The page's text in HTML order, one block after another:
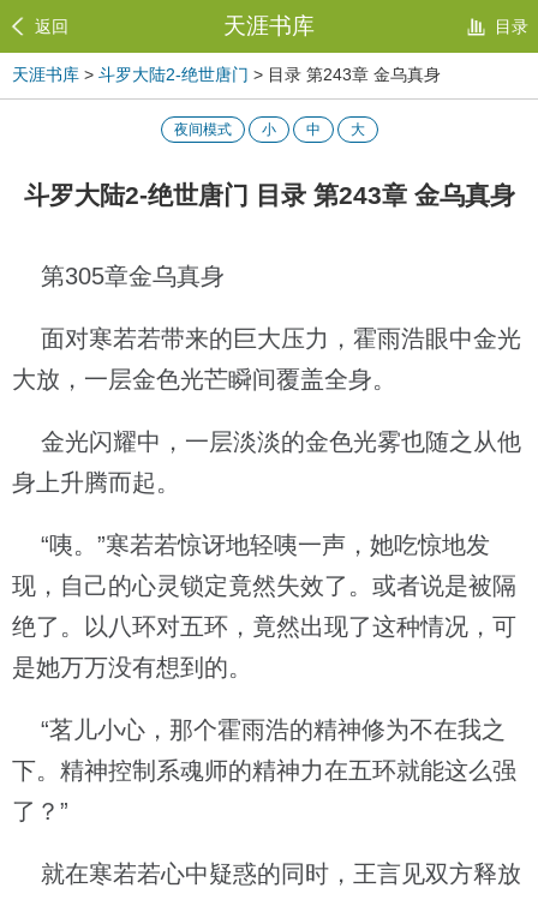
返回 天涯书库 目录
天涯书库 > 斗罗大陆2-绝世唐门 > 目录 第243章 金乌真身
夜间模式 小 中 大
斗罗大陆2-绝世唐门 目录 第243章 金乌真身
第305章金乌真身
面对寒若若带来的巨大压力，霍雨浩眼中金光
大放，一层金色光芒瞬间覆盖全身。
金光闪耀中，一层淡淡的金色光雾也随之从他
身上升腾而起。
“咦。”寒若若惊讶地轻咦一声，她吃惊地发
现，自己的心灵锁定竟然失效了。或者说是被隔
绝了。以八环对五环，竟然出现了这种情况，可
是她万万没有想到的。
“茗儿小心，那个霍雨浩的精神修为不在我之
下。精神控制系魂师的精神力在五环就能这么强
了？”
就在寒若若心中疑惑的同时，王言见双方释放